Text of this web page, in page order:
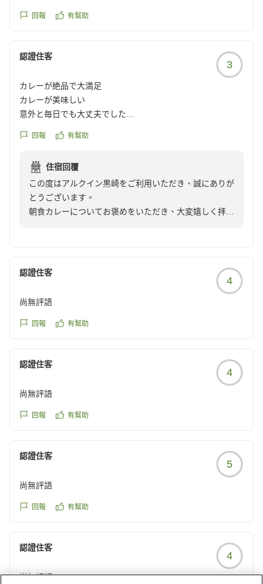
回報 有幫助
認證住客
3
カレーが絶品で大満足
カレーが美味しい
意外と毎日でも大丈夫でした
https://review.travel.rakuten.co.jp/hotel/voice/78113?
回報 有幫助
住宿回覆
この度はアルクイン黒崎をご利用いただき、誠にありが
とうございます。
朝食カレーについてお褒めをいただき、大変嬉しく拝読
是非次回ご利用の際は違う味もご賞味下さいませ。
お忙しい中口コミへのご投稿誠にありがとうございまし
た。
認證住客
4
尚無評語
回報 有幫助
認證住客
4
尚無評語
回報 有幫助
認證住客
5
尚無評語
回報 有幫助
認證住客
4
尚無評語